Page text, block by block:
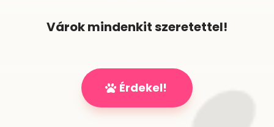
Várok mindenkit szeretettel!
Érdekel!